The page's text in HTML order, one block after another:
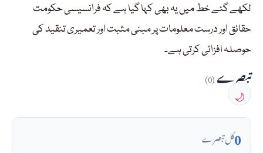
لکھے گئے خط میں یہ بھی کہا گیا ہے کہ فرانسیسی حکومت
حقائق اور درست معلومات پر مبنی مثبت اور تعمیری تنقید کی
حوصلہ افزائی کرتی ہے۔
تبصرے(0)
🌙
0کل تبصرے